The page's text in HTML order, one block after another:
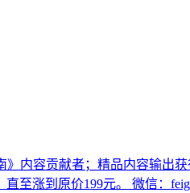
内容贡献者；精品内容输出
至涨到原价199元。 微信：